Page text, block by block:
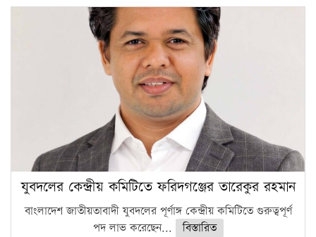
যুবদলের কেন্দ্রীয় কমিটিতে ফরিদগঞ্জের তারেকুর রহমান
বাংলাদেশ জাতীয়তাবাদী যুবদলের পূর্ণাঙ্গ কেন্দ্রীয় কমিটিতে গুরুত্বপূর্ণ
পদ লাভ করেছেন...
বিস্তারিত